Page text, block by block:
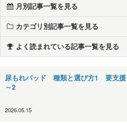
月別記事一覧を見る
カテゴリ別記事一覧を見る
よく読まれている記事一覧を見る
尿もれパッド 種類と選び方1 要支援
～2
2026.05.15